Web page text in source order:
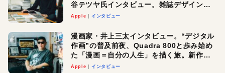
谷テツヤ氏インタビュー。雑誌デザインの
真髄と今後
Apple インタビュー
漫画家・井上三太インタビュー。“デジタル
作画”の普及前夜、Quadra 800と歩み始め
た「漫画＝自分の人生」を描く旅。新作
『惨家』に込めた想い
Apple インタビュー